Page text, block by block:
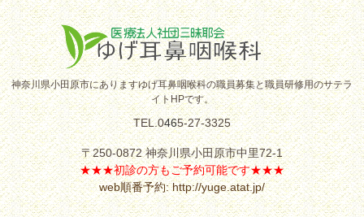
神奈川県小田原市にありますゆげ耳鼻咽喉科の職員募集と職員研修用のサテラ
イトHPです。
TEL.0465-27-3325
〒250-0872 神奈川県小田原市中里72-1
★★★初診の方もご予約可能です★★★
web順番予約: http://yuge.atat.jp/